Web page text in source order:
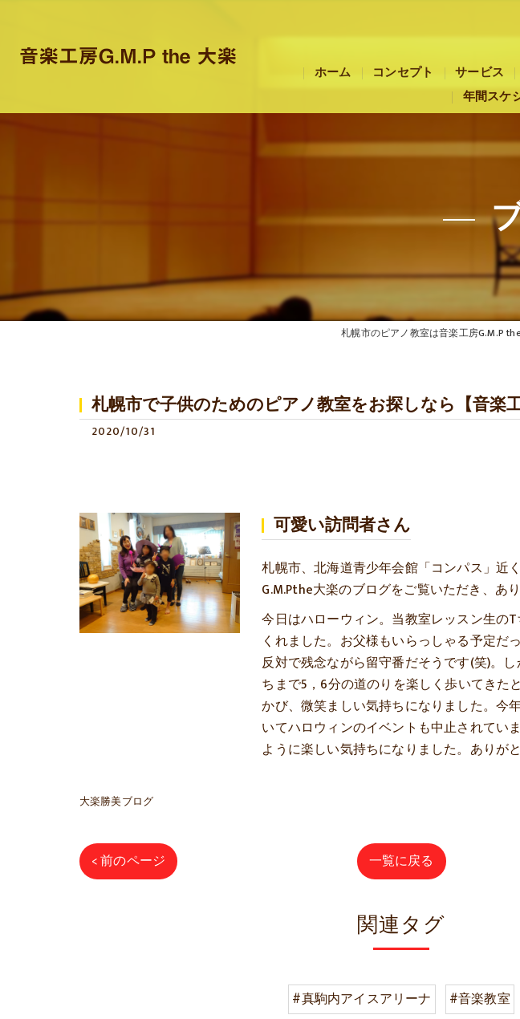
ホーム コンセプト
札幌市のピアノ教室･音楽
札幌市のピアノ教室･音楽
札幌市のピアノ教室･音楽
サービス
年間スケ
札幌市のピアノ教室は音楽工房G.M.P
札幌市で子供のためのピアノ教室をお探しなら【音楽工
2020/10/31
可愛い訪問者さん
札幌市、北海道青少年会館「コンパス」近
G.M.Pthe大楽のブログをご覧いただき、あ
今日はハローウィン。当教室レッスン生の
くれました。お父様もいらっしゃる予定だ
反対で残念ながら留守番だそうです(笑)。
ちまで5，6分の道のりを楽しく歩いてきた
かび、微笑ましい気持ちになりました。今
いてハロウィンのイベントも中止されてい
ように楽しい気持ちになりました。ありが
大楽勝美ブログ
< 前のページ 一覧に戻る
関連タグ
#真駒内アイスアリーナ #音楽教室